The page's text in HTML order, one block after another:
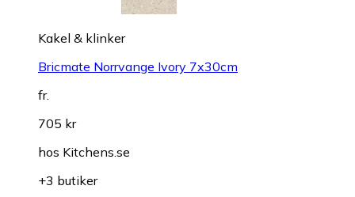
Kakel & klinker
Bricmate Norrvange Ivory 7x30cm
fr.
705 kr
hos Kitchens.se
+3 butiker